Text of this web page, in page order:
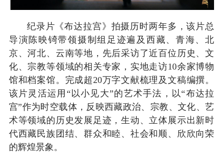
纪录片《布达拉宫》拍摄历时两年多，该片总
导演陈映锜带领摄制组足迹遍及西藏、青海、北
京、河北、云南等地，先后采访了近百位历史、文
化、宗教等领域的相关专家，实地走访10余家博物
馆和档案馆。完成超20万字文献梳理及文稿编撰。
该片灵活运用“以小见大”的艺术手法，以“布达拉
宫”作为时空载体，反映西藏政治、宗教、文化、艺
术等领域的历史发展足迹，生动、立体展示出新时
代西藏民族团结、群众和睦、社会和顺、欣欣向荣
的辉煌景象。